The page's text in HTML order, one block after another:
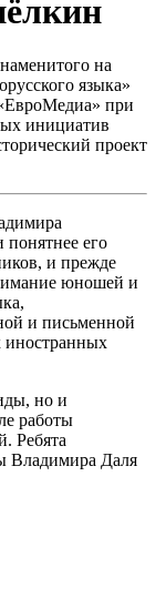
на
языка»
при
инициатив
проект
понятнее его
и прежде
юношей и
и письменной
иностранных
но и
работы
Ребята
Владимира Даля